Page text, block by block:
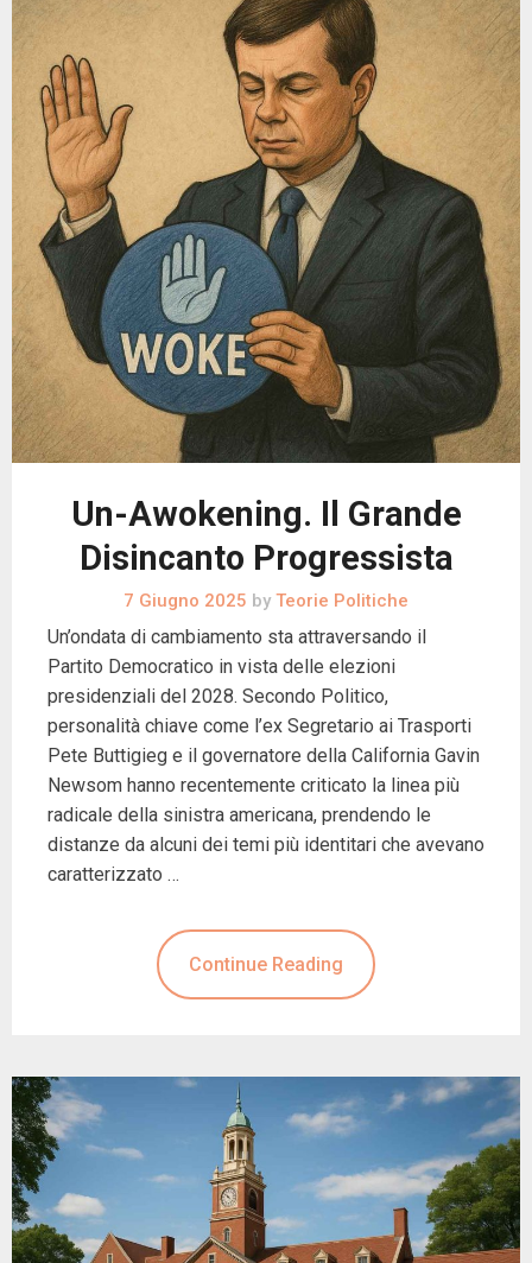
Un-Awokening. Il Grande
Disincanto Progressista
7 Giugno 2025 by Teorie Politiche
Un’ondata di cambiamento sta attraversando il
Partito Democratico in vista delle elezioni
presidenziali del 2028. Secondo Politico,
personalità chiave come l’ex Segretario ai Trasporti
Pete Buttigieg e il governatore della California Gavin
Newsom hanno recentemente criticato la linea più
radicale della sinistra americana, prendendo le
distanze da alcuni dei temi più identitari che avevano
caratterizzato …
Continue Reading